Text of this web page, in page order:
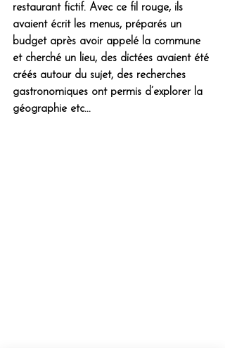
restaurant fictif. Avec ce fil rouge, ils
avaient écrit les menus, préparés un
budget après avoir appelé la commune
et cherché un lieu, des dictées avaient été
créés autour du sujet, des recherches
gastronomiques ont permis d’explorer la
géographie etc...